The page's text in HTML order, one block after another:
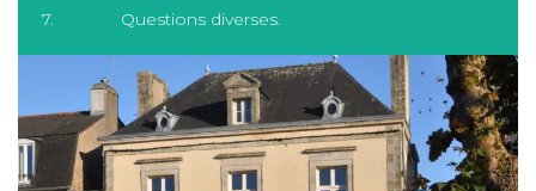
7. Questions diverses.